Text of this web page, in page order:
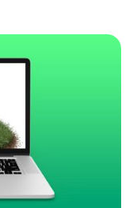
адрес портала
"Мы
портала